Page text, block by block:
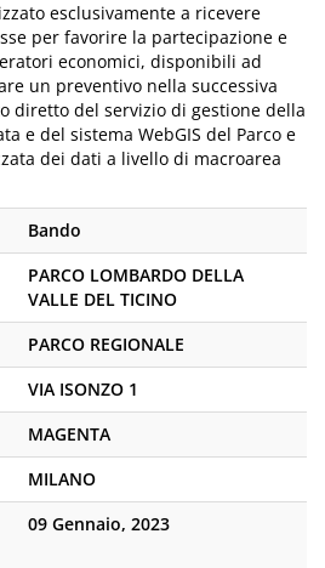
esclusivamente a ricevere
per favorire la partecipazione e
economici, disponibili ad
un preventivo nella successiva
diretto del servizio di gestione della
e del sistema WebGIS del Parco e
dei dati a livello di macroarea
Bando
PARCO LOMBARDO DELLA
VALLE DEL TICINO
PARCO REGIONALE
VIA ISONZO 1
MAGENTA
MILANO
09 Gennaio, 2023